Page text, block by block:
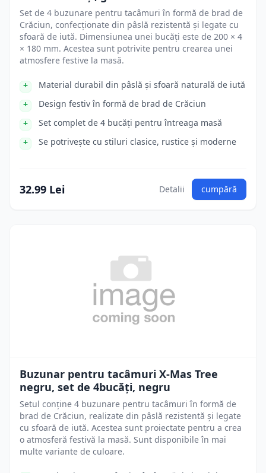
Set de 4 buzunare pentru tacâmuri în formă de brad de
Crăciun, confecționate din pâslă rezistentă și legate cu
sfoară de iută. Dimensiunea unei bucăți este de 200 × 4
× 180 mm. Acestea sunt potrivite pentru crearea unei
atmosfere festive la masă.
Material durabil din pâslă și sfoară naturală de iută
Design festiv în formă de brad de Crăciun
Set complet de 4 bucăți pentru întreaga masă
Se potrivește cu stiluri clasice, rustice și moderne
32.99 Lei Detalii cumpără
Buzunar pentru tacâmuri X-Mas Tree
negru, set de 4bucăți, negru
Setul conține 4 buzunare pentru tacâmuri în formă de
brad de Crăciun, realizate din pâslă rezistentă și legate
cu sfoară de iută. Acestea sunt proiectate pentru a crea
o atmosferă festivă la masă. Sunt disponibile în mai
multe variante de culoare.